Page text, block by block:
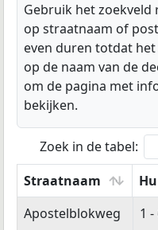
Gebruik het
op straatnaam of
even duren totdat
op de naam van de
om de pagina met
bekijken.
Zoek in de tabel:
Straatnaam
Straatnaam
Apostelblokweg 1 -